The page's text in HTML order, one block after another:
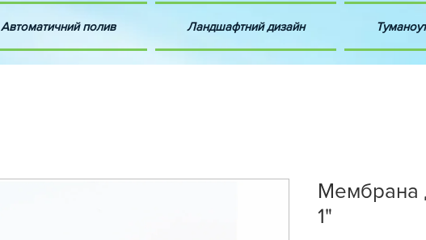
Автоматичний полив Ландшафтний дизайн
Мембрана
1"